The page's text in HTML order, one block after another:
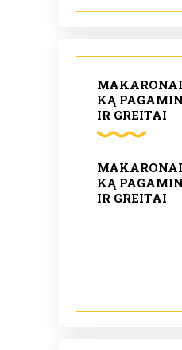
KĄ
IR GREITAI
KĄ
IR GREITAI